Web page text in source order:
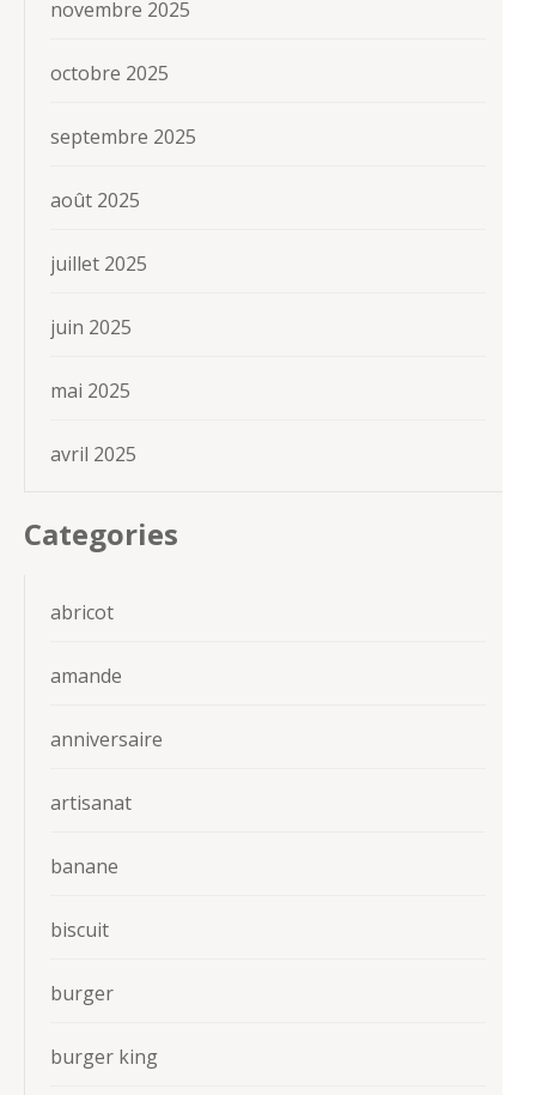
novembre 2025
octobre 2025
septembre 2025
août 2025
juillet 2025
juin 2025
mai 2025
avril 2025
Categories
abricot
amande
anniversaire
artisanat
banane
biscuit
burger
burger king